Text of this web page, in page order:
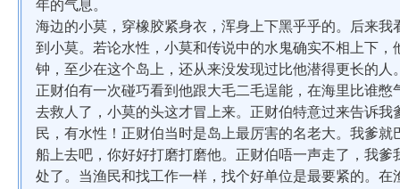
年的气息。
海边的小莫，穿橡胶紧身衣，浑身上下黑乎乎的。后来
到小莫。若论水性，小莫和传说中的水鬼确实不相上下
钟，至少在这个岛上，还从来没发现过比他潜得更长的人
正财伯有一次碰巧看到他跟大毛二毛逞能，在海里比谁
去救人了，小莫的头这才冒上来。正财伯特意过来告诉
民，有水性！正财伯当时是岛上最厉害的名老大。我爹
船上去吧，你好好打磨打磨他。正财伯唔一声走了，我
处了。当渔民和找工作一样，找个好单位是最要紧的。